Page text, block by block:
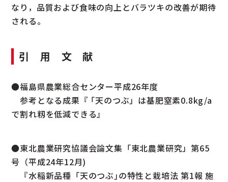
なり，品質および食味の向上とバラツキの改善が期待
される。
引 用 文 献
●福島県農業総合センター平成26年度
参考となる成果『 ｢天のつぶ」は基肥窒素0.8kg/a
で割れ籾を低減できる』
●東北農業研究協議会論文集「東北農業研究」第65
号（平成24年12月)
『水稲新品種「天のつぶ｣の特性と栽培法 第1報 施